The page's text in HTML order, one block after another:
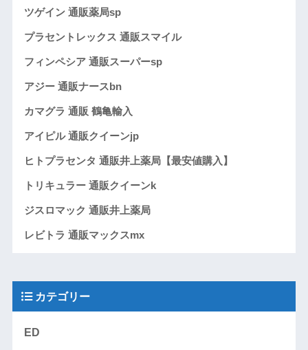
ツゲイン 通販薬局sp
プラセントレックス 通販スマイル
フィンペシア 通販スーパーsp
アジー 通販ナースbn
カマグラ 通販 鶴亀輸入
アイピル 通販クイーンjp
ヒトプラセンタ 通販井上薬局【最安値購入】
トリキュラー 通販クイーンk
ジスロマック 通販井上薬局
レビトラ 通販マックスmx
カテゴリー
ED